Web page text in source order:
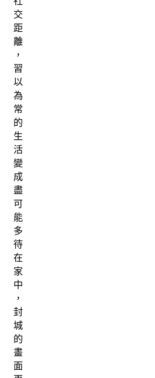
交
距
離
，
習
以
為
常
的
生
活
變
成
盡
可
能
多
待
在
家
中
，
封
城
的
畫
面